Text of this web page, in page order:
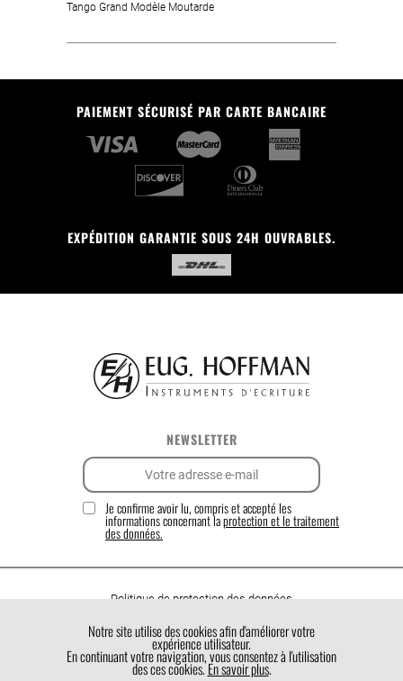
Tango Grand Modèle Moutarde
PAIEMENT SÉCURISÉ PAR CARTE BANCAIRE
EXPÉDITION GARANTIE SOUS 24H OUVRABLES.
NEWSLETTER
Je confirme avoir lu, compris et accepté les
informations concernant laprotection et le traitement
des données.
Politique de protection des données
Politique de cookies
Conditions générales de vente
Notre site utilise des cookies afin d'améliorer votre
expérience utilisateur.
En continuant votre navigation, vous consentez à l'utilisation
des ces cookies.En savoir plus.